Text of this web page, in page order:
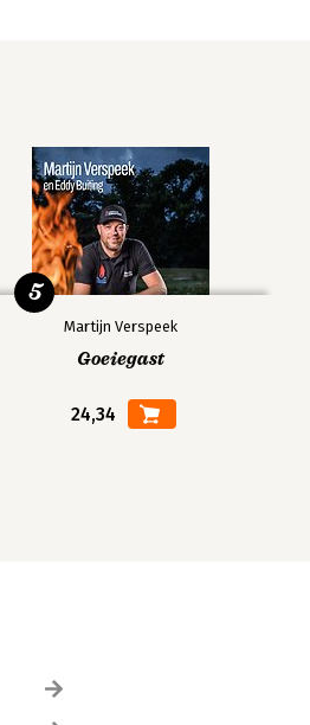
Martijn Verspeek
Goeiegast
24,34
5